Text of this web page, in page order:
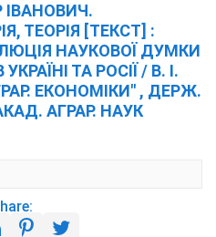
ТЕОРІЯ [ТЕКСТ] :
НАУКОВОЇ ДУМКИ
ТА РОСІЇ / В. І.
ЕКОНОМІКИ" , ДЕРЖ.
АГРАР. НАУК